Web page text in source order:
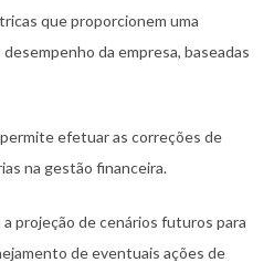
que proporcionem uma
da empresa, baseadas
efetuar as correções de
na gestão financeira.
projeção de cenários futuros para
de eventuais ações de